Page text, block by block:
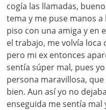
cogía las llamadas,
tema y me puse manos
piso con una amiga y en
el trabajo, me volvía loca
pero mi ex entonces
sentía súper mal, pues
persona maravillosa,
bien. Aun así yo no
enseguida me sentía